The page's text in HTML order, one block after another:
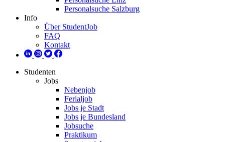
Personalsuche Salzburg
Info
Über StudentJob
FAQ
Kontakt
Studenten
Jobs
Nebenjob
Ferialjob
Jobs je Stadt
Jobs je Bundesland
Jobsuche
Praktikum